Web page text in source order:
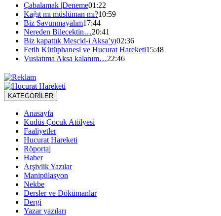
Çabalamak |Deneme01:22
Kağıt mı müslüman mı?10:59
Biz Savunmayalım17:44
Nereden Bilecektin…20:41
Biz kapattık Mescid-i Aksa’yı02:36
Fetih Kütüphanesi ve Hucurat Hareketi15:48
Vuslatıma Aksa kalanım…22:46
KATEGORİLER
Anasayfa
Kudüs Çocuk Atölyesi
Faaliyetler
Hucurat Hareketi
Röportaj
Haber
Arşivlik Yazılar
Manipülasyon
Nekbe
Dersler ve Dökümanlar
Dergi
Yazar yazıları